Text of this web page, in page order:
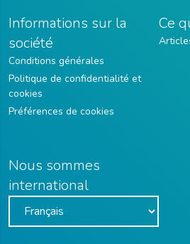
Informations sur la
société
Conditions générales
Politique de confidentialité et
cookies
Préférences de cookies
Ce
Nous sommes
international